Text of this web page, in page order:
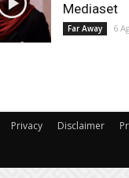
Mediaset
Far Away 6
Privacy Disclaimer